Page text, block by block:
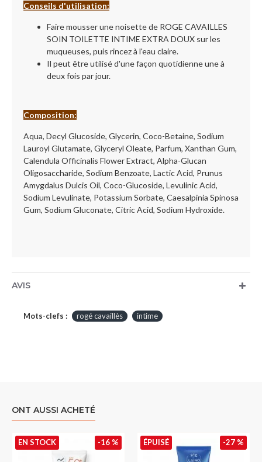
Conseils d'utilisation:
Faire mousser une noisette de ROGE CAVAILLES
SOIN TOILETTE INTIME EXTRA DOUX sur les
muqueuses, puis rincez à l'eau claire.
Il peut être utilisé d'une façon quotidienne une à
deux fois par jour.
Composition:
Aqua, Decyl Glucoside, Glycerin, Coco-Betaine, Sodium
Lauroyl Glutamate, Glyceryl Oleate, Parfum, Xanthan Gum,
Calendula Officinalis Flower Extract, Alpha-Glucan
Oligosaccharide, Sodium Benzoate, Lactic Acid, Prunus
Amygdalus Dulcis Oil, Coco-Glucoside, Levulinic Acid,
Sodium Levulinate, Potassium Sorbate, Caesalpinia Spinosa
Gum, Sodium Gluconate, Citric Acid, Sodium Hydroxide.
AVIS
Mots-clefs : rogé cavaillès intime
ONT AUSSI ACHETÉ
-16 %
EN STOCK -27 %
ÉPUISÉ